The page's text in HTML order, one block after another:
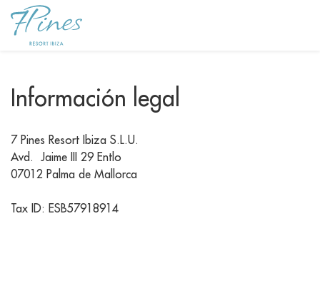
Información legal
7 Pines Resort Ibiza S.L.U.
Avd. Jaime III 29 Entlo
07012 Palma de Mallorca
Tax ID: ESB57918914